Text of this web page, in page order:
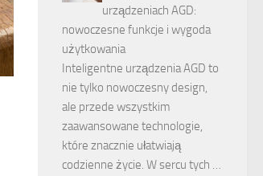
urządzeniach AGD:
nowoczesne funkcje i wygoda
użytkowania
Inteligentne urządzenia AGD to
nie tylko nowoczesny design,
ale przede wszystkim
zaawansowane technologie,
które znacznie ułatwiają
codzienne życie. W sercu tych …